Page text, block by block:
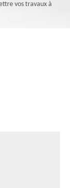
vos travaux à